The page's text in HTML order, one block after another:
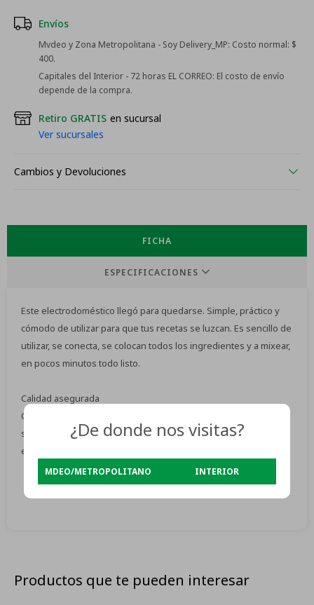
Envíos
Mvdeo y Zona Metropolitana - Soy Delivery_MP: Costo normal: $
400.
Capitales del Interior - 72 horas EL CORREO: El costo de envío
depende de la compra.
Retiro GRATIS en sucursal
Ver sucursales
Cambios y Devoluciones
FICHA
ESPECIFICACIONES
Este electrodoméstico llegó para quedarse. Simple, práctico y
cómodo de utilizar para que tus recetas se luzcan. Es sencillo de
utilizar, se conecta, se colocan todos los ingredientes y a mixear,
en pocos minutos todo listo.
Calidad asegurada
Cuenta con cuchillas de acero que son resistentes, seguras y
sencillas de limpiar, además de ser un producto perdurable en
el tiempo.
Productos que te pueden interesar
¿De donde nos visitas?
MDEO/METROPOLITANO INTERIOR